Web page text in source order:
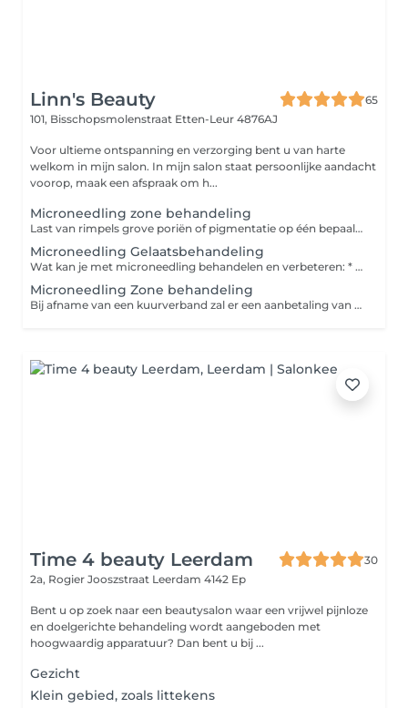
Linn's Beauty
65
101, Bisschopsmolenstraat Etten-Leur 4876AJ
Voor ultieme ontspanning en verzorging bent u van harte
welkom in mijn salon. In mijn salon staat persoonlijke aandacht
voorop, maak een afspraak om h...
Microneedling zone behandeling
Last van rimpels grove poriën of pigmentatie op één bepaalde zone van het gezicht? Pak ze aan door middel van een microneedling zone behandeling.
Microneedling Gelaatsbehandeling
Wat kan je met microneedling behandelen en verbeteren: * grove poriën * fijne lijntjes en rimpels * littekens (zowel in het gelaat als op het lichaam) * hyperpigmentatie * verslapte huid * zwangerschapsstriemen * sinaasappelhuid Is de microneedling behandeling pijnlijk? Nee, het is niet pijnlijk, maar kan wel gevoelig zijn. Hoe de behandeling wordt ervaren, is verschillend per klant en de locatie van het te behandelen gebied. Direct na de behandeling kan de huid wat roze aanzien, daarnaast kan de huid wat droog, prikkelend en warm aanvoelen. Je kunt het gevoel vergelijken met een zonverbranding. Het huidgevoel trekt meestal binnen 24 tot 48 uur weg, de roze verkleuring trekt over het algemeen vrij snel weg. Lippen en ogen ook behandelen met nanoneedling ( zonder naaldjes) dit kan tegen een meerprijs van €19,95
Microneedling Zone behandeling
Bij afname van een kuurverband zal er een aanbetaling van 25% vooraf aan de behandeling worden gevraagd. U heeft keuze uit 10% korting op één 3- 4 -5 of 6 afspraken kuurverband bij een volledige betaling. Of een Gratis verzorgend Oil elixer serum voor thuis gebruik. Er is ook de mogelijkheid voor betaling in 2 termijnen.
Time 4 beauty Leerdam
30
2a, Rogier Jooszstraat Leerdam 4142 Ep
Bent u op zoek naar een beautysalon waar een vrijwel pijnloze
en doelgerichte behandeling wordt aangeboden met
hoogwaardig apparatuur? Dan bent u bij ...
Gezicht
Klein gebied, zoals littekens